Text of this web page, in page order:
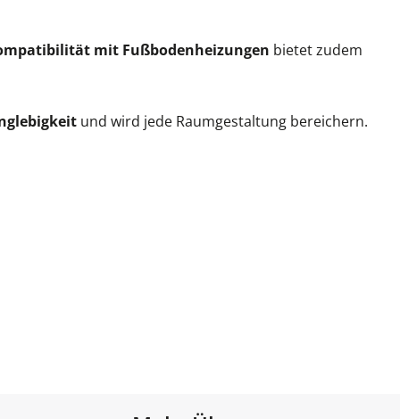
mit Fußbodenheizungen bietet zudem
und wird jede Raumgestaltung bereichern.